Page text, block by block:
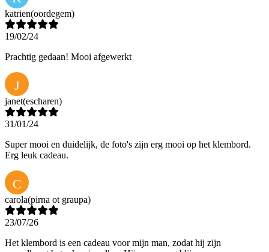
katrien(oordegem)
19/02/24
Prachtig gedaan! Mooi afgewerkt
J
janet(escharen)
31/01/24
Super mooi en duidelijk, de foto's zijn erg mooi op het klembord.
Erg leuk cadeau.
C
carola(pirna ot graupa)
23/07/26
Het klembord is een cadeau voor mijn man, zodat hij zijn